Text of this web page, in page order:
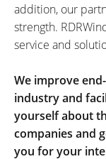
addition, our
strength.
service and
We improve
industry and
yourself about
companies and
you for your